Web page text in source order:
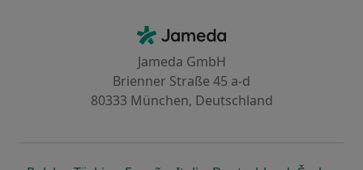
Jameda - Startseite
Jameda GmbH
Brienner Straße 45 a-d
80333 München, Deutschland